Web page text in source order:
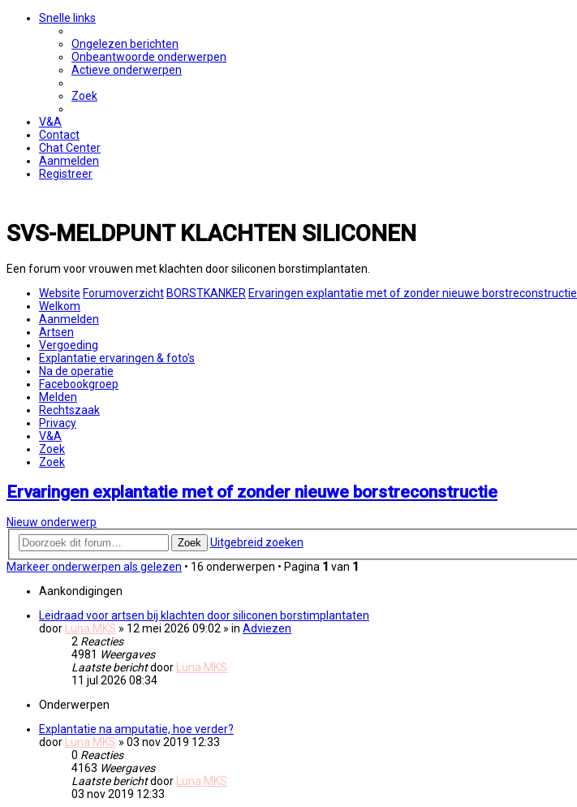
Snelle links
Ongelezen berichten
Onbeantwoorde onderwerpen
Actieve onderwerpen
Zoek
V&A
Contact
Chat Center
Aanmelden
Registreer
SVS-MELDPUNT KLACHTEN SILICONEN
Een forum voor vrouwen met klachten door siliconen borstimplantaten.
Website ForumoverzichtBORSTKANKER Ervaringen explantatie met of zonder nieuwe borstreconstructie
Welkom
Aanmelden
Artsen
Vergoeding
Explantatie ervaringen & foto's
Na de operatie
Facebookgroep
Melden
Rechtszaak
Privacy
V&A
Zoek
Zoek
Ervaringen explantatie met of zonder nieuwe borstreconstructie
Nieuw onderwerp
Zoek
Uitgebreid zoeken
Markeer onderwerpen als gelezen • 16 onderwerpen • Pagina 1 van 1
Aankondigingen
Leidraad voor artsen bij klachten door siliconen borstimplantaten
door
Luna MKS » 12 mei 2026 09:02 » in Adviezen
2 Reacties
4981 Weergaves
Laatste berichtdoor
Luna MKS
11 jul 2026 08:34
Onderwerpen
Explantatie na amputatie, hoe verder?
door
Luna MKS » 03 nov 2019 12:33
0 Reacties
4163 Weergaves
Laatste berichtdoor
Luna MKS
03 nov 2019 12:33